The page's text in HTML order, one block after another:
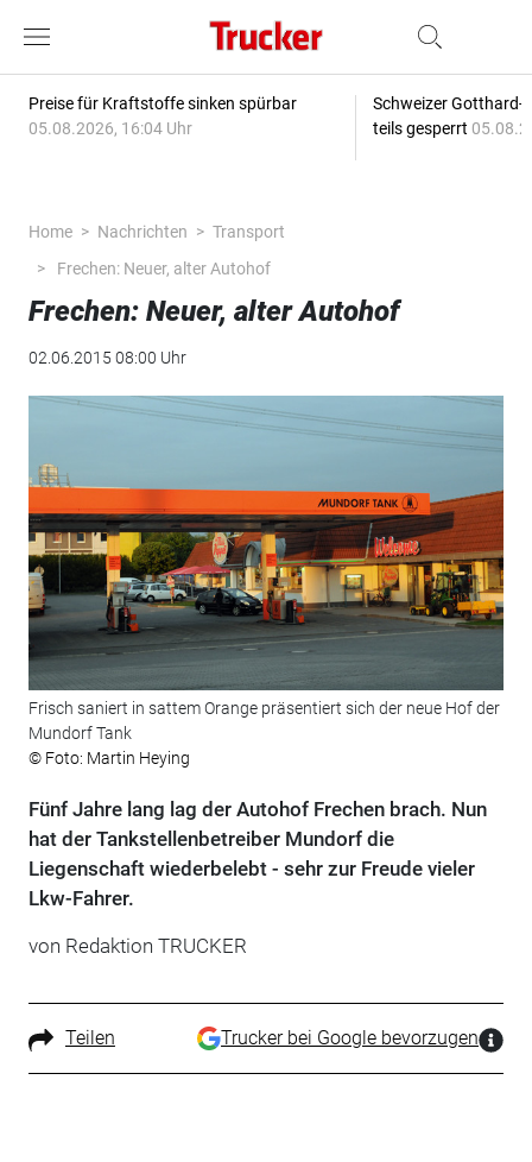
Preise für Kraftstoffe sinken spürbar
05.08.2026, 16:04 Uhr
Schweizer Gotthard-
teils gesperrt
Home Nachrichten
Transport
Frechen: Neuer, alter Autohof
Frechen: Neuer, alter Autohof
02.06.2015 08:00 Uhr
Frisch saniert in sattem Orange präsentiert sich der neue Hof der
Mundorf Tank
© Foto: Martin Heying
Fünf Jahre lang lag der Autohof Frechen brach. Nun
hat der Tankstellenbetreiber Mundorf die
Liegenschaft wiederbelebt - sehr zur Freude vieler
Lkw-Fahrer.
von Redaktion TRUCKER
Teilen Trucker bei Google bevorzugen